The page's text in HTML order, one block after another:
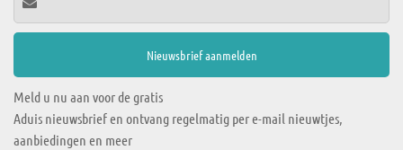
Meld u nu aan voor de gratis
Aduis nieuwsbrief en ontvang regelmatig per e-mail nieuwtjes,
aanbiedingen en meer